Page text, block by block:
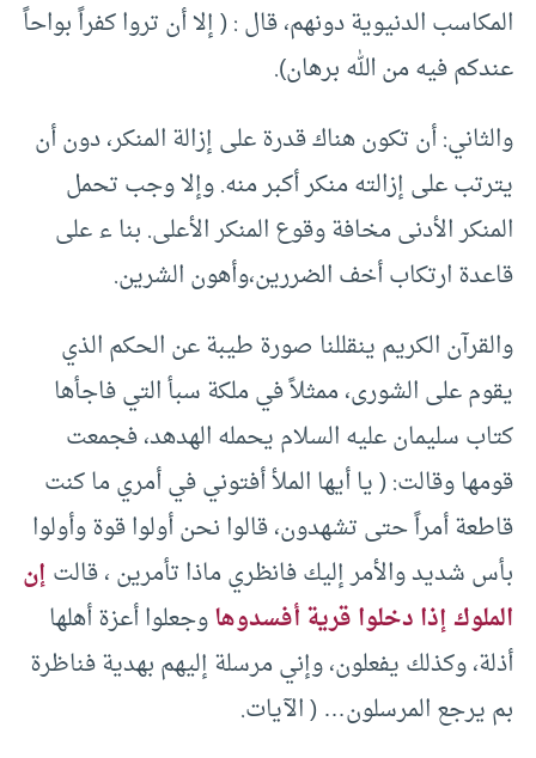
المكاسب الدنيوية دونهم، قال : ( إلا أن تروا كفراً بواحاً
عندكم فيه من الله برهان).
والثاني: أن تكون هناك قدرة على إزالة المنكر، دون أن
يترتب على إزالته منكر أكبر منه. وإلا وجب تحمل
المنكر الأدنى مخافة وقوع المنكر الأعلى. بنا ء على
قاعدة ارتكاب أخف الضررين،وأهون الشرين.
والقرآن الكريم ينقللنا صورة طيبة عن الحكم الذي
يقوم على الشورى، ممثلاً في ملكة سبأ التي فاجأها
كتاب سليمان عليه السلام يحمله الهدهد، فجمعت
قومها وقالت: ( يا أيها الملأ أفتوني في أمري ما كنت
قاطعة أمراً حتى تشهدون، قالوا نحن أولوا قوة وأولوا
بأس شديد والأمر إليك فانظري ماذا تأمرين ، قالتإن
الملوك إذا دخلوا قرية أفسدوهاوجعلوا أعزة أهلها
أذلة، وكذلك يفعلون، وإني مرسلة إليهم بهدية فناظرة
بم يرجع المرسلون… ( الآيات.